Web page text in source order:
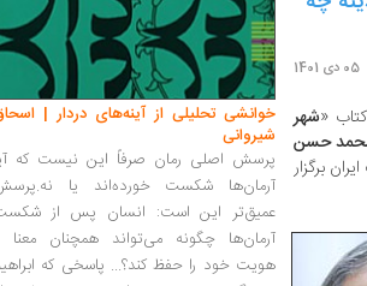
05 دی 1401
«شهر
حسن
برگزار
خوانشی تحلیلی از آینه‌های دردار |
شیروانی
پرسش اصلی رمان صرفاً این نیست که
آرمان‌ها شکست خورده‌اند یا
عمیق‌تر این است: انسان پس از
آرمان‌ها چگونه می‌تواند همچنان معنا
هویت خود را حفظ کند؟... پاسخی که